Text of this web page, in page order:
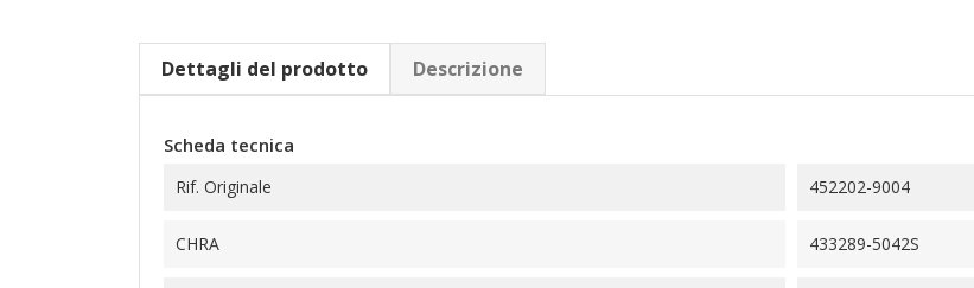
Dettagli del prodotto Descrizione
Scheda tecnica
Rif. Originale 452202-9004
CHRA 433289-5042S